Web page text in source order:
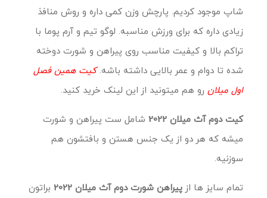
شاپ موجود کردیم. پارچش وزن کمی داره و روش منافذ
زیادی داره که برای ورزش مناسبه. لوگو تیم و آرم پوما با
تراکم بالا و کیفیت مناسب روی پیراهن و شورت دوخته
شده تا دوام و عمر بالایی داشته باشه.کیت همین فصل
اول میلان رو هم میتونید از این لینک خرید کنید.
کیت دوم آث میلان 2022
شامل ست پیراهن و شورت
میشه که هر دو از یک جنس هستن و بافتشون هم
سوزنیه.
تمام سایز ها از پیراهن شورت دوم آث میلان 2022
براتون